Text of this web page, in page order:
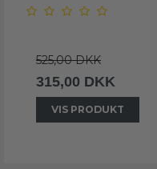
525,00 DKK
315,00 DKK
VIS PRODUKT